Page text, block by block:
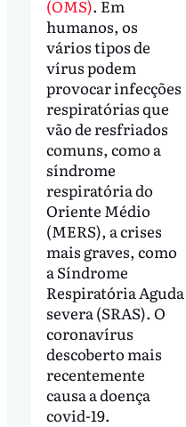
(OMS). Em
humanos, os
vários tipos de
vírus podem
provocar infecções
respiratórias que
vão de resfriados
comuns, como a
síndrome
respiratória do
Oriente Médio
(MERS), a crises
mais graves, como
a Síndrome
Respiratória Aguda
severa (SRAS). O
coronavírus
descoberto mais
recentemente
causa a doença
covid-19.